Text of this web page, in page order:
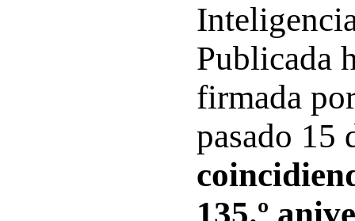
Publicada
firmada
pasado 15
135.º